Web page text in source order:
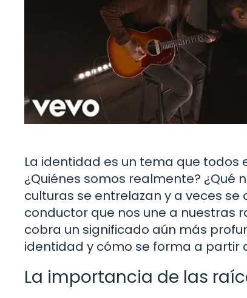
La identidad es un tema que
¿Quiénes somos realmente? ¿Qué
culturas se entrelazan y a veces
conductor que nos une a nuestras
cobra un significado aún más
identidad y cómo se forma a partir
La importancia de las